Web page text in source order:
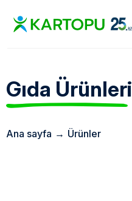
Gıda Ürünleri
Ana sayfa → Ürünler